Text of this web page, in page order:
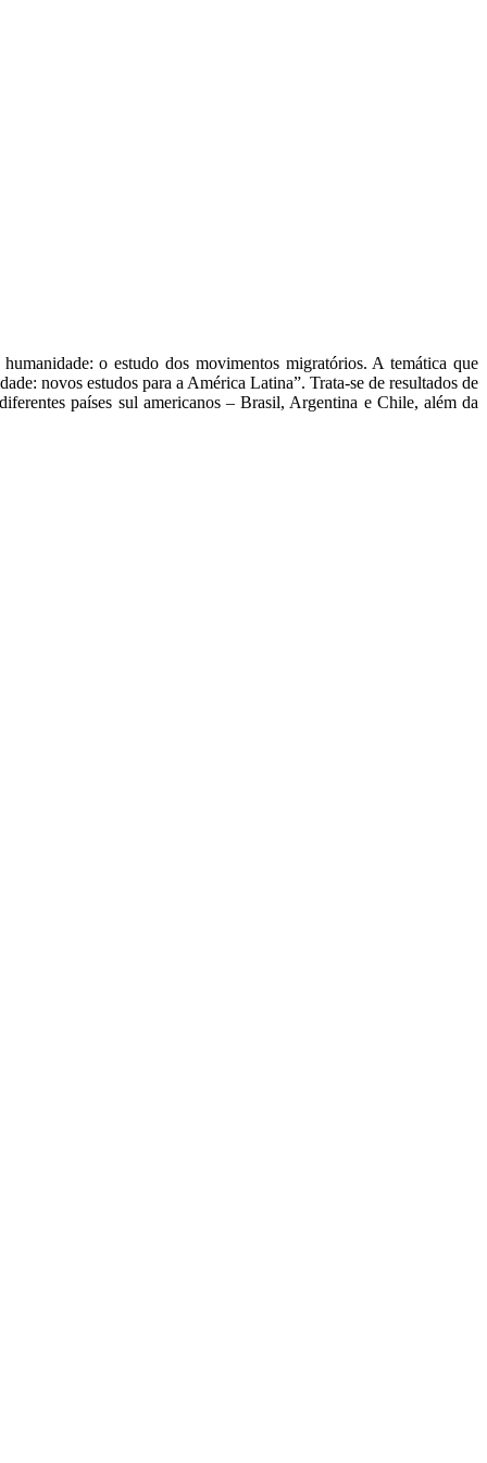
o estudo dos movimentos migratórios. A temática que
novos estudos para a América Latina”. Trata-se de resultados de
países sul americanos – Brasil, Argentina e Chile, além da